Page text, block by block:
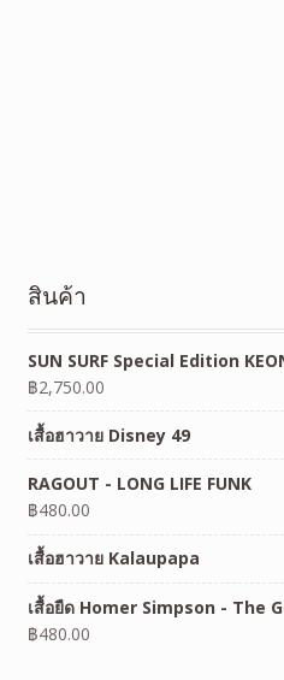
สินค้า
SUN SURF Special Edition
฿2,750.00
เสื้อฮาวาย Disney 49
RAGOUT - LONG LIFE FUNK
฿480.00
เสื้อฮาวาย Kalaupapa
เสื้อยืด Homer Simpson - The
฿480.00